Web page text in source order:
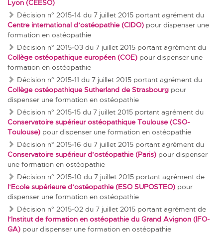
Lyon (CEESO)
Décision n° 2015‐14 du 7 juillet 2015 portant agrément du
Centre international d’ostéopathie (CIDO) pour dispenser une
formation en ostéopathie
Décision n° 2015‐03 du 7 juillet 2015 portant agrément du
Collège ostéopathique européen (COE) pour dispenser une
formation en ostéopathie
Décision n° 2015‐11 du 7 juillet 2015 portant agrément du
Collège ostéopathique Sutherland de Strasbourg pour
dispenser une formation en ostéopathie
Décision n° 2015‐15 du 7 juillet 2015 portant agrément du
Conservatoire supérieur ostéopathique Toulouse (CSO-
Toulouse) pour dispenser une formation en ostéopathie
Décision n° 2015‐16 du 7 juillet 2015 portant agrément du
Conservatoire supérieur d’ostéopathie (Paris) pour dispenser
une formation en ostéopathie
Décision n° 2015‐10 du 7 juillet 2015 portant agrément de
l’Ecole supérieure d’ostéopathie (ESO SUPOSTEO) pour
dispenser une formation en ostéopathie
Décision n° 2015‐02 du 7 juillet 2015 portant agrément de
l’Institut de formation en ostéopathie du Grand Avignon (IFO-
GA) pour dispenser une formation en ostéopathie